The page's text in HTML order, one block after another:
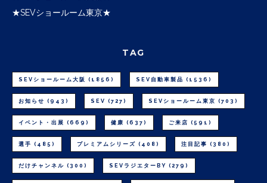
★SEVショールーム東京★
TAG
SEVショールーム大阪 (1856) SEV自動車製品 (1536)
お知らせ (943) SEV (727) SEVショールーム東京 (703)
イベント・出展 (669) 健康 (637) ご来店 (591)
選手 (485) プレミアムシリーズ (408) 注目記事 (380)
だけチャンネル (300) SEVラジエターBY (279)